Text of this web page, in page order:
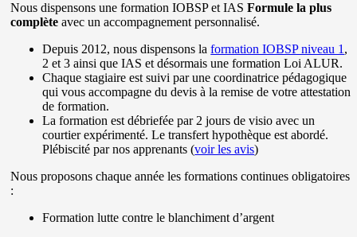
Nous dispensons une formation IOBSP et IASFormule la plus
complète avec un accompagnement personnalisé.
Depuis 2012, nous dispensons laformation IOBSP niveau 1 ,
2 et 3 ainsi que IAS et désormais une formation Loi ALUR.
Chaque stagiaire est suivi par une coordinatrice pédagogique
qui vous accompagne du devis à la remise de votre attestation
de formation.
La formation est débriefée par 2 jours de visio avec un
courtier expérimenté. Le transfert hypothèque est abordé.
Plébiscité par nos apprenants (voir les avis)
Nous proposons chaque année les formations continues obligatoires
:
Formation lutte contre le blanchiment d’argent